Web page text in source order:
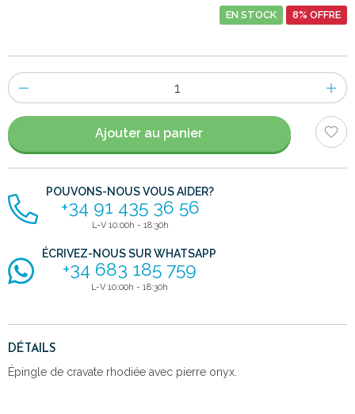
EN STOCK 8% OFFRE
Nombre
d'items
Ajouter au panier
POUVONS-NOUS VOUS AIDER?
+34 91 435 36 56
L-V 10:00h - 18:30h
ÉCRIVEZ-NOUS SUR WHATSAPP
+34 683 185 759
L-V 10:00h - 18:30h
DÉTAILS
Épingle de cravate rhodiée avec pierre onyx.